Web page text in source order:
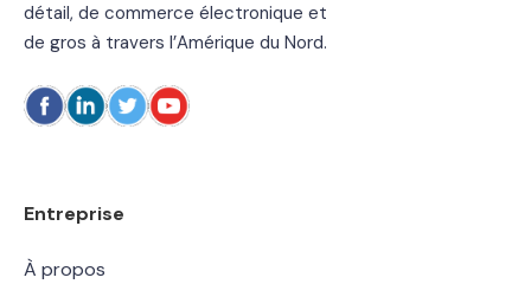
détail, de commerce électronique et
de gros à travers l’Amérique du Nord.
Entreprise
À propos